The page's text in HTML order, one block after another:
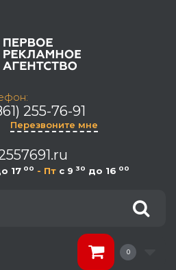
255-76-91
Перезвоните мне
17 00 - Пт c 9 30 до 16 00
0